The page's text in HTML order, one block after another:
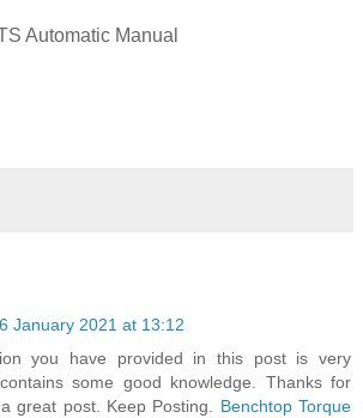
Automatic Manual
January 2021 at 13:12
you have provided in this post is very
some good knowledge. Thanks for
great post. Keep Posting. Benchtop Torque